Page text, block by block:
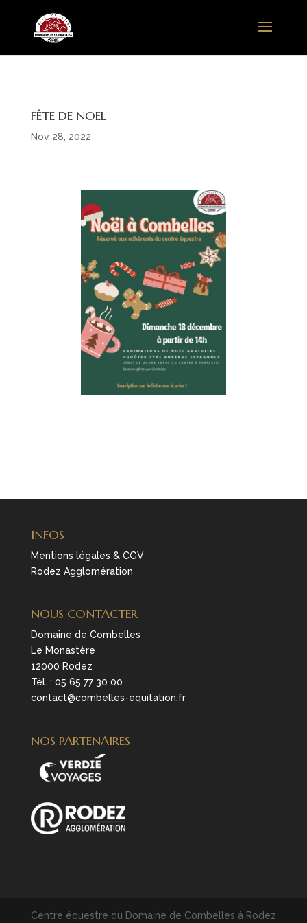
FÊTE DE NOEL
Nov 28, 2022
INFOS
Mentions légales & CGV
Rodez Agglomération
NOUS CONTACTER
Domaine de Combelles
Le Monastère
12000 Rodez
Tél. : 05 65 77 30 00
contact@combelles-equitation.fr
NOS PARTENAIRES
Centre équestre du Domaine de Combelles à Rodez